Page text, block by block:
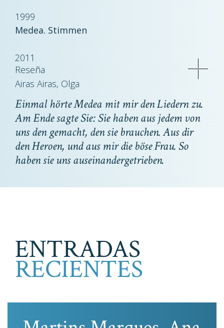
1999
Medea. Stimmen
2011
Reseña
Airas Airas, Olga
Einmal hörte Medea mit mir den Liedern zu.
Am Ende sagte Sie: Sie haben aus jedem von
uns den gemacht, den sie brauchen. Aus dir
den Heroen, und aus mir die böse Frau. So
haben sie uns auseinandergetrieben.
ENTRADAS
RECIENTES